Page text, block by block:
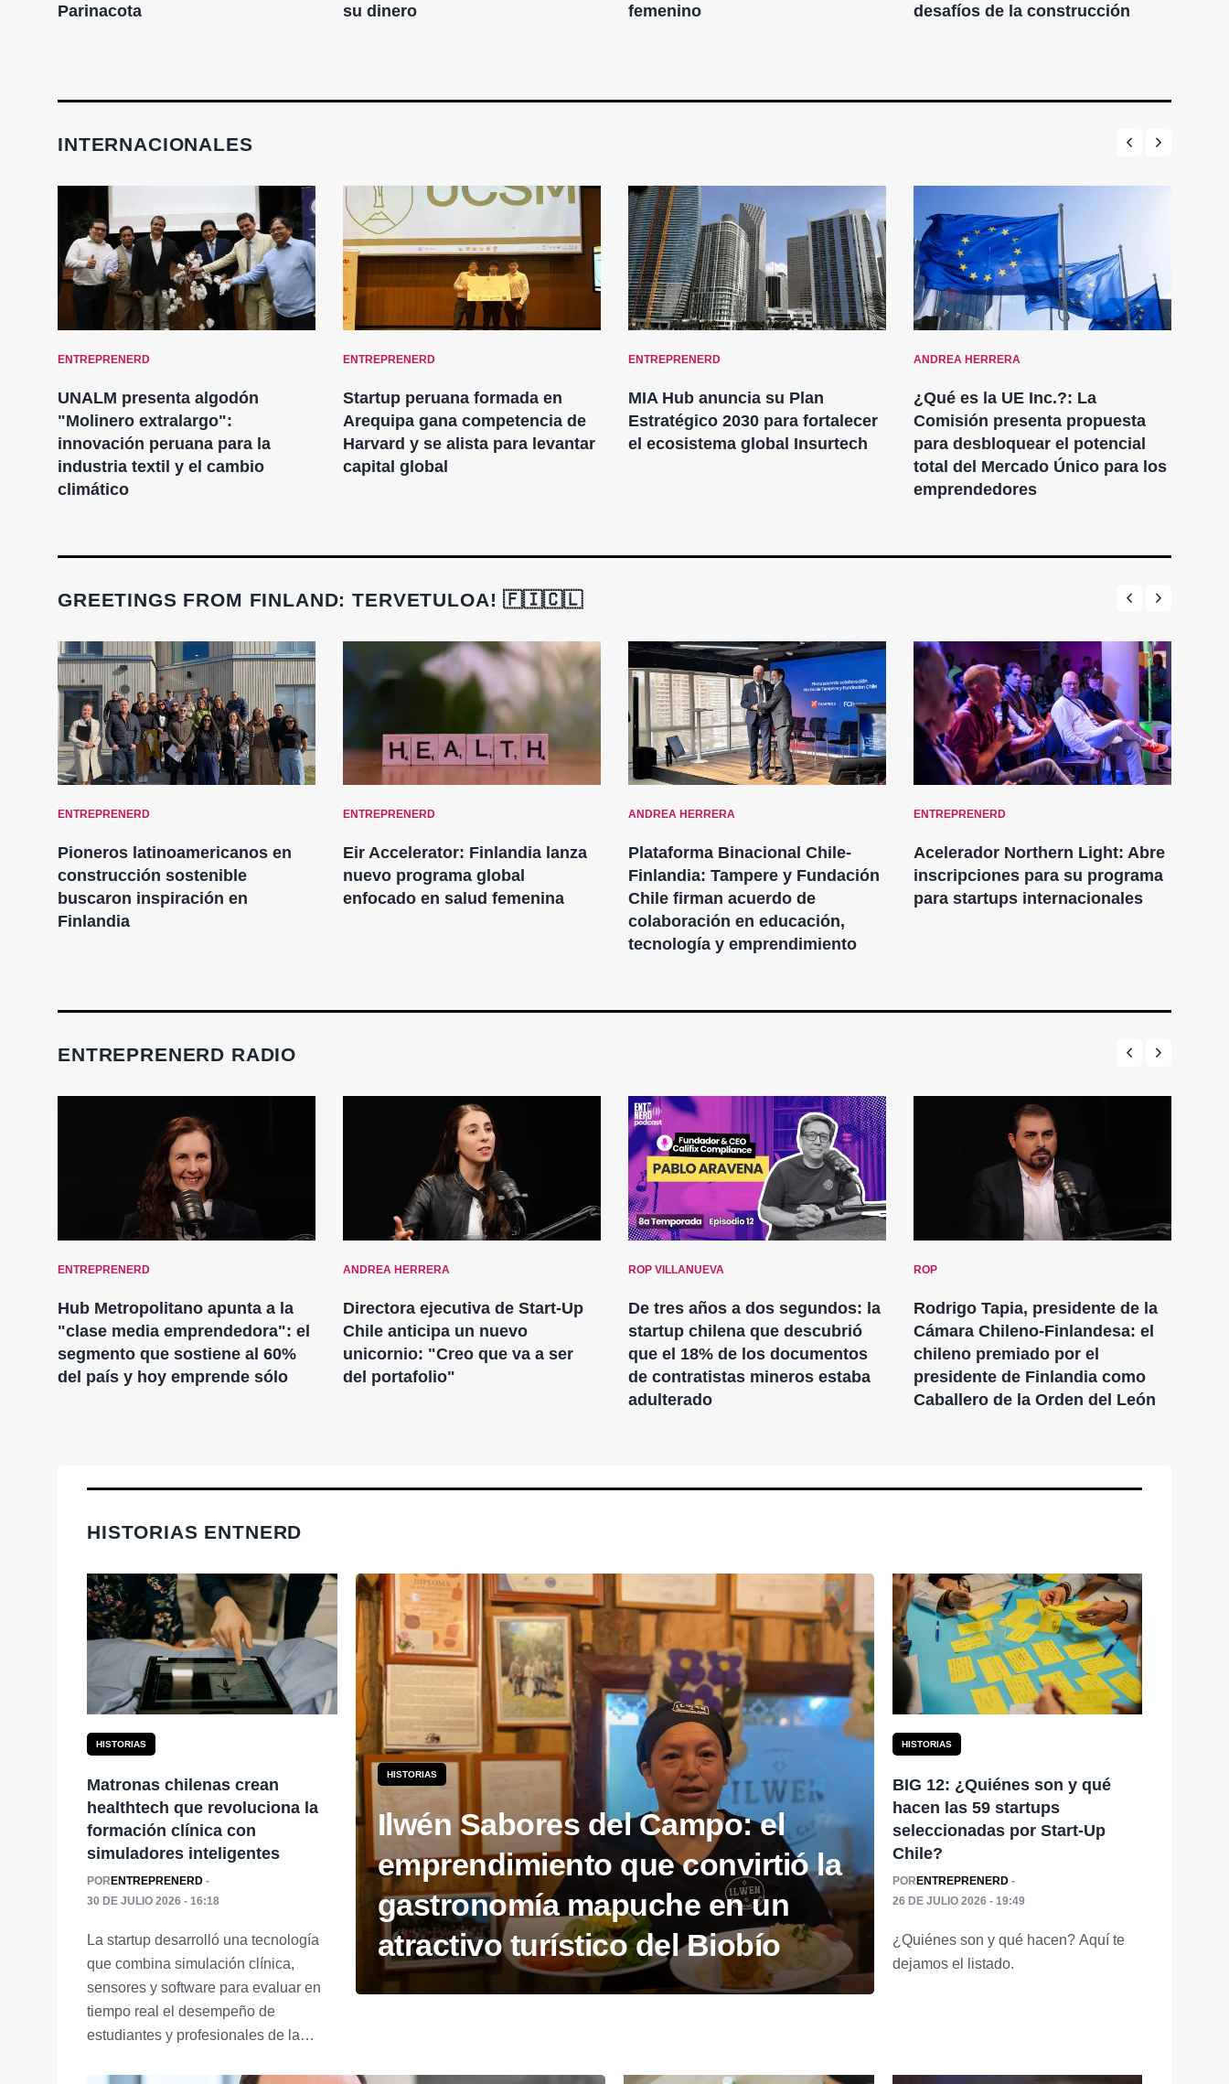
Parinacota
su dinero
femenino
desafíos de la construcción
INTERNACIONALES
ENTREPRENERD
UNALM presenta algodón
"Molinero extralargo":
innovación peruana para la
industria textil y el cambio
climático
ENTREPRENERD
Startup peruana formada en
Arequipa gana competencia de
Harvard y se alista para levantar
capital global
ENTREPRENERD
MIA Hub anuncia su Plan
Estratégico 2030 para fortalecer
el ecosistema global Insurtech
ANDREA HERRERA
¿Qué es la UE Inc.?: La
Comisión presenta propuesta
para desbloquear el potencial
total del Mercado Único para los
emprendedores
GREETINGS FROM FINLAND: TERVETULOA! 🇫🇮🇨🇱
ENTREPRENERD
Pioneros latinoamericanos en
construcción sostenible
buscaron inspiración en
Finlandia
ENTREPRENERD
Eir Accelerator: Finlandia lanza
nuevo programa global
enfocado en salud femenina
ANDREA HERRERA
Plataforma Binacional Chile-
Finlandia: Tampere y Fundación
Chile firman acuerdo de
colaboración en educación,
tecnología y emprendimiento
ENTREPRENERD
Acelerador Northern Light: Abre
inscripciones para su programa
para startups internacionales
ENTREPRENERD RADIO
ENTREPRENERD
Hub Metropolitano apunta a la
"clase media emprendedora": el
segmento que sostiene al 60%
del país y hoy emprende sólo
ANDREA HERRERA
Directora ejecutiva de Start-Up
Chile anticipa un nuevo
unicornio: "Creo que va a ser
del portafolio"
ROP VILLANUEVA
De tres años a dos segundos: la
startup chilena que descubrió
que el 18% de los documentos
de contratistas mineros estaba
adulterado
ROP
Rodrigo Tapia, presidente de la
Cámara Chileno-Finlandesa: el
chileno premiado por el
presidente de Finlandia como
Caballero de la Orden del León
HISTORIAS ENTNERD
HISTORIAS
Matronas chilenas crean
healthtech que revoluciona la
formación clínica con
simuladores inteligentes
PORENTREPRENERD
30 DE JULIO 2026 - 16:18
La startup desarrolló una tecnología
que combina simulación clínica,
sensores y software para evaluar en
tiempo real el desempeño de
estudiantes y profesionales de la
HISTORIAS
Ilwén Sabores del Campo: el
emprendimiento que convirtió la
gastronomía mapuche en un
atractivo turístico del Biobío
HISTORIAS
BIG 12: ¿Quiénes son y qué
hacen las 59 startups
seleccionadas por Start-Up
Chile?
PORENTREPRENERD
26 DE JULIO 2026 - 19:49
¿Quiénes son y qué hacen? Aquí te
dejamos el listado.